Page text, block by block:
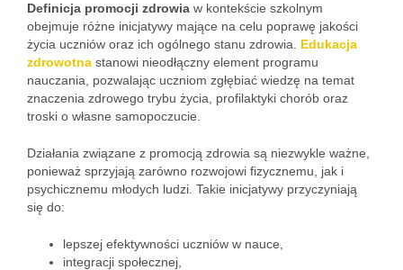
Definicja promocji zdrowia w kontekście szkolnym
obejmuje różne inicjatywy mające na celu poprawę jakości
życia uczniów oraz ich ogólnego stanu zdrowia. Edukacja
zdrowotna stanowi nieodłączny element programu
nauczania, pozwalając uczniom zgłębiać wiedzę na temat
znaczenia zdrowego trybu życia, profilaktyki chorób oraz
troski o własne samopoczucie.
Działania związane z promocją zdrowia są niezwykle ważne,
ponieważ sprzyjają zarówno rozwojowi fizycznemu, jak i
psychicznemu młodych ludzi. Takie inicjatywy przyczyniają
się do:
lepszej efektywności uczniów w nauce,
integracji społecznej,